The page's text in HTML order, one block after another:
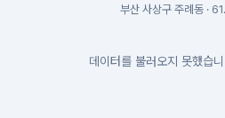
부산 사상구 주례동 ·
데이터를 불러오지 못했습